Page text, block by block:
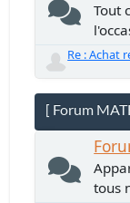
Tout
Re : Achat
[ Forum
tous